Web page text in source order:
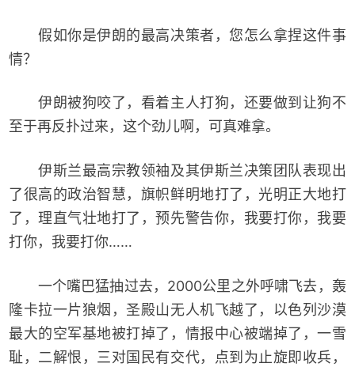
假如你是伊朗的最高决策者，您怎么拿捏这件事
情？
伊朗被狗咬了，看着主人打狗，还要做到让狗不
至于再反扑过来，这个劲儿啊，可真难拿。
伊斯兰最高宗教领袖及其伊斯兰决策团队表现出
了很高的政治智慧，旗帜鲜明地打了，光明正大地打
了，理直气壮地打了，预先警告你，我要打你，我要
打你，我要打你……
一个嘴巴猛抽过去，2000公里之外呼啸飞去，轰
隆卡拉一片狼烟，圣殿山无人机飞越了，以色列沙漠
最大的空军基地被打掉了，情报中心被端掉了，一雪
耻，二解恨，三对国民有交代，点到为止旋即收兵，